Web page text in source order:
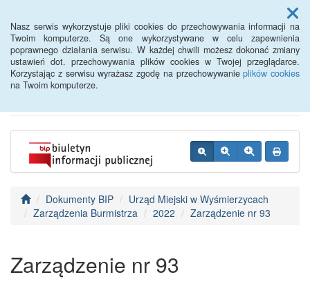
Nasz serwis wykorzystuje pliki cookies do przechowywania informacji na
Twoim komputerze. Są one wykorzystywane w celu zapewnienia
poprawnego działania serwisu. W każdej chwili możesz dokonać zmiany
ustawień dot. przechowywania plików cookies w Twojej przeglądarce.
Korzystając z serwisu wyrażasz zgodę na przechowywanieplików cookies
na Twoim komputerze.
Menu
BIP - Urząd Miejski
Wyśmierzyce
Dokumenty BIP
Urząd Miejski w Wyśmierzycach
Zarządzenia Burmistrza
2022 Zarządzenie nr 93
Zarządzenie nr 93